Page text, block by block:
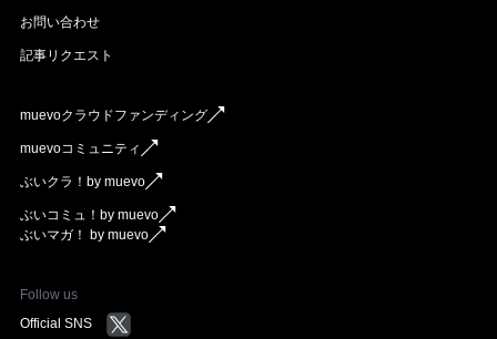
お問い合わせ
記事リクエスト
muevoクラウドファンディング
muevoコミュニティ
ぶいクラ！by muevo
ぶいコミュ！by muevo
ぶいマガ！ by muevo
Follow us
Official SNS